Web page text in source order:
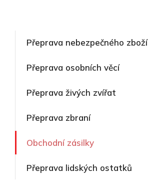
Přeprava nebezpečného zboží
Přeprava osobních věcí
Přeprava živých zvířat
Přeprava zbraní
Obchodní zásilky
Přeprava lidských ostatků